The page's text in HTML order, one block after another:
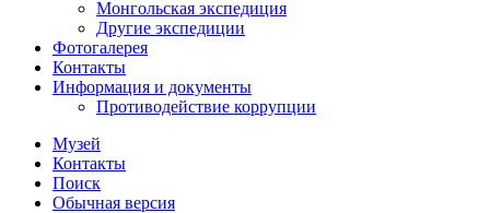
Монгольская экспедиция
Другие экспедиции
Фотогалерея
Контакты
Информация и документы
Противодействие коррупции
Музей
Контакты
Поиск
Обычная версия